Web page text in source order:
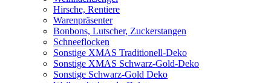
Hirsche, Rentiere
Warenpräsenter
Bonbons, Lutscher, Zuckerstangen
Schneeflocken
Sonstige XMAS Traditionell-Deko
Sonstige XMAS Schwarz-Gold-Deko
Sonstige Schwarz-Gold Deko